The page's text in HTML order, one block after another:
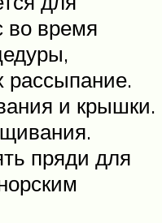
во время
рассыпание.
и крышки.
пряди для